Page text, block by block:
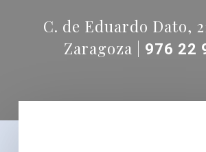
C. de Eduardo Dato,
Zaragoza |
976 22